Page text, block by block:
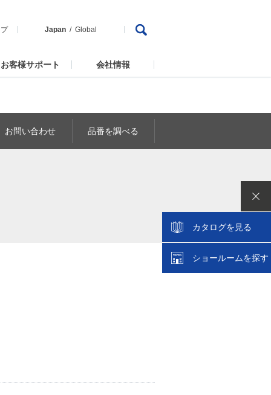
Japan Global
お客様サポート 会社情報
お問い合わせ 品番を調べる
カタログを見る
ショールームを探す